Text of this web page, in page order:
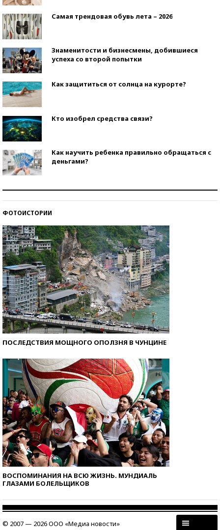
Самая трендовая обувь лета – 2026
Знаменитости и бизнесмены, добившиеся
успеха со второй попытки
Как защититься от солнца на курорте?
Кто изобрел средства связи?
Как научить ребенка правильно обращаться с
деньгами?
ФОТОИСТОРИИ
ПОСЛЕДСТВИЯ МОЩНОГО ОПОЛЗНЯ В ЧУНЦИНЕ
ВОСПОМИНАНИЯ НА ВСЮ ЖИЗНЬ. МУНДИАЛЬ
ГЛАЗАМИ БОЛЕЛЬЩИКОВ
© 2007 — 2026 ООО «Медиа новости»